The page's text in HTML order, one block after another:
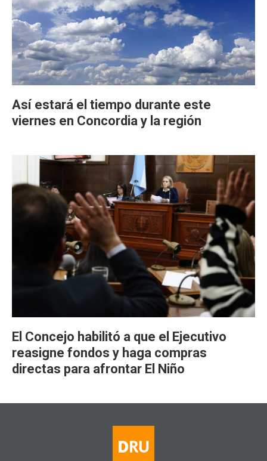
Así estará el tiempo durante este
viernes en Concordia y la región
El Concejo habilitó a que el Ejecutivo
reasigne fondos y haga compras
directas para afrontar El Niño